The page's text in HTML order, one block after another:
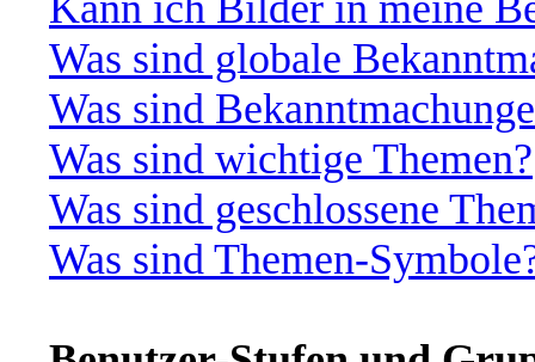
Was sind globale
Was sind
Was sind wichtige Themen?
Was sind geschlossene
Was sind Themen-